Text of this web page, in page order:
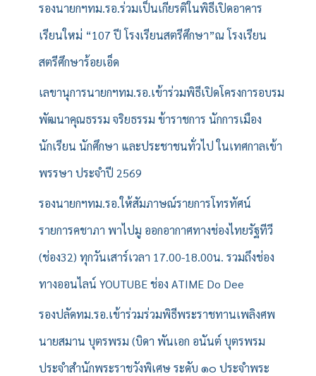
รองนายกฯทม.รอ.ร่วมเป็นเกียรติในพิธีเปิดอาคาร
เรียนใหม่ “107 ปี โรงเรียนสตรีศึกษา”ณ โรงเรียน
สตรีศึกษาร้อยเอ็ด
เลขานุการนายกฯทม.รอ.เข้าร่วมพิธีเปิดโครงการอบรม
พัฒนาคุณธรรม จริยธรรม ข้าราชการ นักการเมือง
นักเรียน นักศึกษา และประชาชนทั่วไป ในเทศกาลเข้า
พรรษา ประจำปี 2569
รองนายกฯทม.รอ.ให้สัมภาษณ์รายการโทรทัศน์
รายการคชาภา พาไปมู ออกอากาศทางช่องไทยรัฐทีวี
(ช่อง32) ทุกวันเสาร์เวลา 17.00-18.00น. รวมถึงช่อง
ทางออนไลน์ YOUTUBE ช่อง ATIME Do Dee
รองปลัดทม.รอ.เข้าร่วมร่วมพิธีพระราชทานเพลิงศพ
นายสมาน บุตรพรม (บิดา พันเอก อนันต์ บุตรพรม
ประจำสำนักพระราชวังพิเศษ ระดับ ๑๐ ประจำพระ